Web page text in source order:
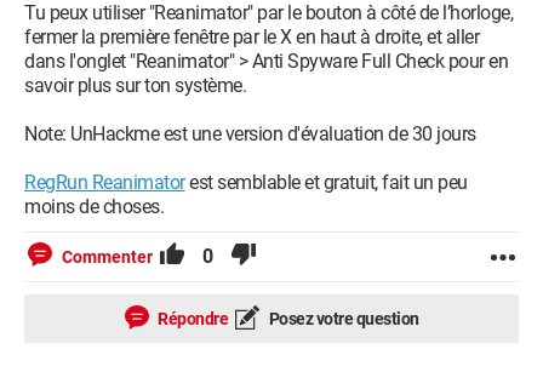
Tu peux utiliser "Reanimator" par le bouton à côté de l’horloge,
fermer la première fenêtre par le X en haut à droite, et aller
dans l'onglet "Reanimator" > Anti Spyware Full Check pour en
savoir plus sur ton système.
Note: UnHackme est une version d'évaluation de 30 jours
RegRun Reanimatorest semblable et gratuit, fait un peu
moins de choses.
Commenter 0
Répondre Posez votre question